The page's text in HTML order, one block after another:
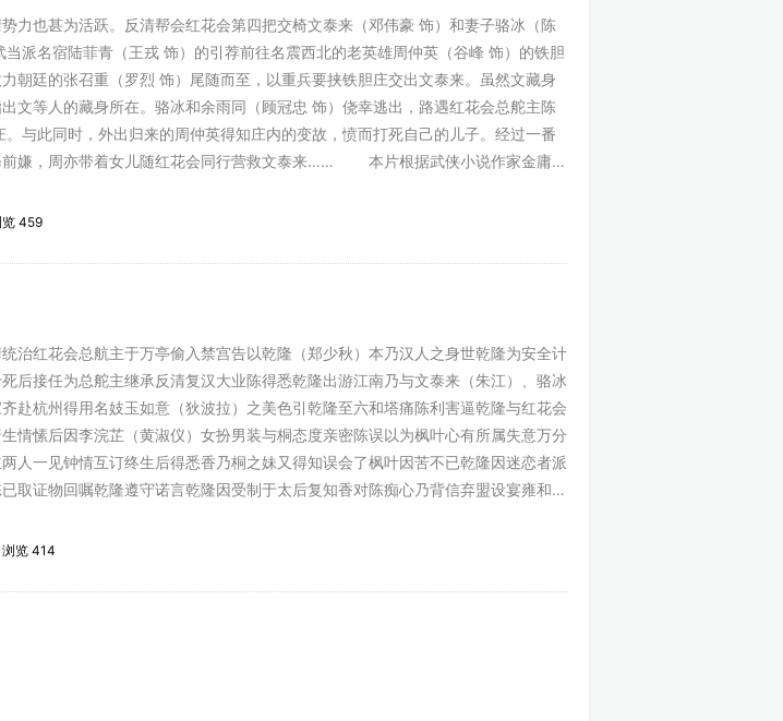
也甚为活跃。反清帮会红花会第四把交椅文泰来（邓伟豪 饰）和妻子骆冰（陈
派名宿陆菲青（王戎 饰）的引荐前往名震西北的老英雄周仲英（谷峰 饰）的铁胆
朝廷的张召重（罗烈 饰）尾随而至，以重兵要挟铁胆庄交出文泰来。虽然文藏身
文等人的藏身所在。骆冰和余雨同（顾冠忠 饰）侥幸逃出，路遇红花会总舵主陈
与此同时，外出归来的周仲英得知庄内的变故，愤而打死自己的儿子。经过一番
前嫌，周亦带着女儿随红花会同行营救文泰来…… 本片根据武侠小说作家金庸的
览 459
红花会总航主于万亭偷入禁宫告以乾隆（郑少秋）本乃汉人之身世乾隆为安全计
后接任为总舵主继承反清复汉大业陈得悉乾隆出游江南乃与文泰来（朱江）、骆冰
赴杭州得用名妓玉如意（狄波拉）之美色引乾隆至六和塔痛陈利害逼乾隆与红花会
情愫后因李浣芷（黄淑仪）女扮男装与桐态度亲密陈误以为枫叶心有所属失意万分
人一见钟情互订终生后得悉香乃桐之妹又得知误会了枫叶因苦不已乾隆因迷恋者派
取证物回嘱乾隆遵守诺言乾隆因受制于太后复知香对陈痴心乃背信弃盟设宴雍和宫
浏览 414